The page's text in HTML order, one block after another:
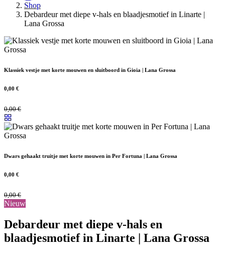
Shop
Debardeur met diepe v-hals en blaadjesmotief in Linarte |
Lana Grossa
Klassiek vestje met korte mouwen en sluitboord in Gioia | Lana Grossa
0,00 €
0,00€
Dwars gehaakt truitje met korte mouwen in Per Fortuna | Lana Grossa
0,00 €
0,00€
Nieuw
Debardeur met diepe v-hals en
blaadjesmotief in Linarte | Lana Grossa